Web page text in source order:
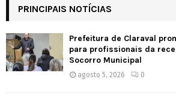
PRINCIPAIS NOTÍCIAS
Prefeitura de Claraval
para profissionais da
Socorro Municipal
agosto 5, 2026 0